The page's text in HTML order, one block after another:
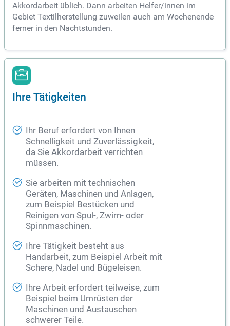
Akkordarbeit üblich. Dann arbeiten Helfer/innen im
Gebiet Textilherstellung zuweilen auch am Wochenende
ferner in den Nachtstunden.
Ihre Tätigkeiten
Ihr Beruf erfordert von Ihnen
Schnelligkeit und Zuverlässigkeit,
da Sie Akkordarbeit verrichten
müssen.
Sie arbeiten mit technischen
Geräten, Maschinen und Anlagen,
zum Beispiel Bestücken und
Reinigen von Spul-, Zwirn- oder
Spinnmaschinen.
Ihre Tätigkeit besteht aus
Handarbeit, zum Beispiel Arbeit mit
Schere, Nadel und Bügeleisen.
Ihre Arbeit erfordert teilweise, zum
Beispiel beim Umrüsten der
Maschinen und Austauschen
schwerer Teile.